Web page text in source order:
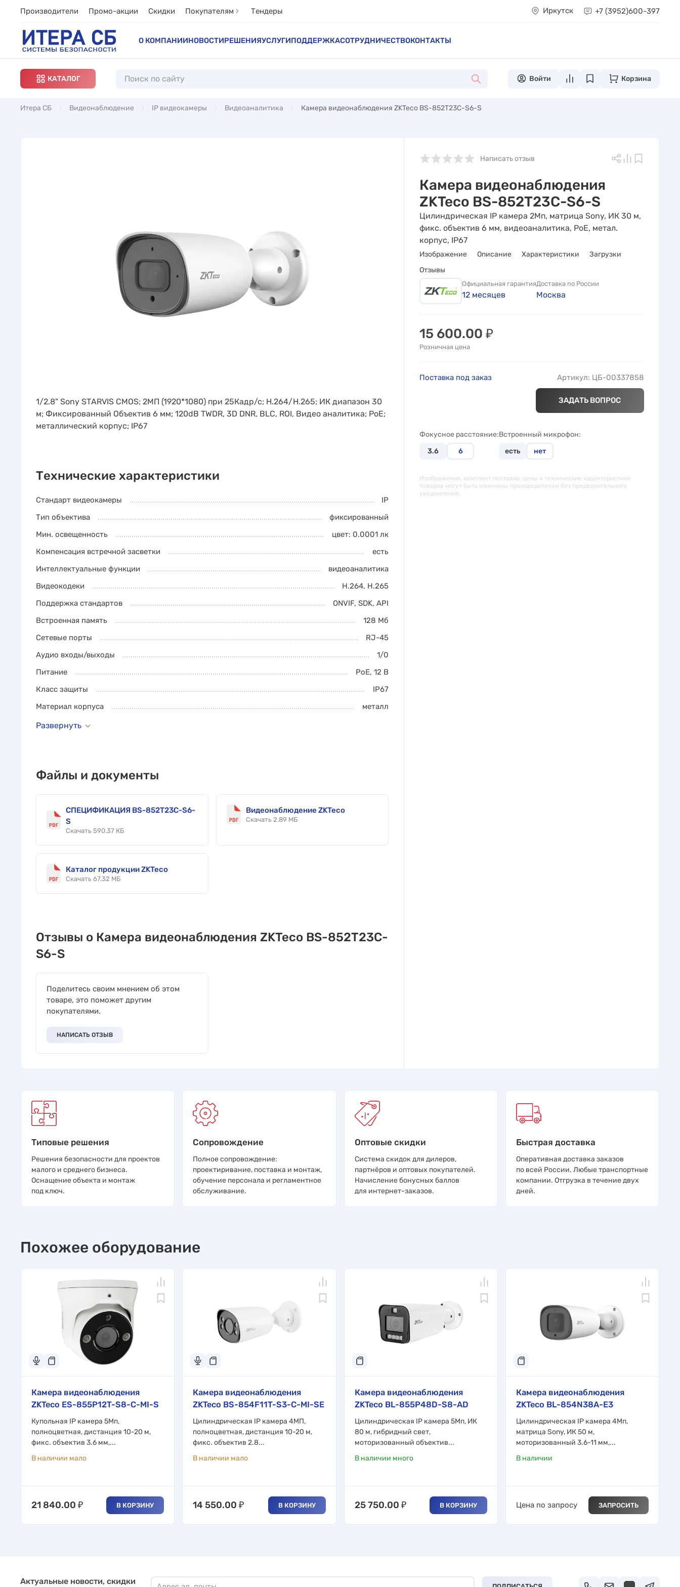
Производители Промо-акции Скидки Покупателям Тендеры Иркутск +7 (3952)600-397
О КОМПАНИИНОВОСТИРЕШЕНИЯУСЛУГИПОДДЕРЖКАСОТРУДНИЧЕСТВОКОНТАКТЫ
КАТАЛОГ Войти Корзина
Итера СБ Видеонаблюдение IP видеокамеры Видеоаналитика Камера видеонаблюдения ZKTeco BS-852T23C-S6-S
Написать отзыв
Камера видеонаблюдения
ZKTeco BS-852T23C-S6-S
Цилиндрическая IP камера 2Мп, матрица Sony, ИК 30 м,
фикс. объектив 6 мм, видеоаналитика, PoE, метал.
корпус, IP67
Изображение Описание Характеристики
Загрузки
Отзывы
Официальная гарантия
12 месяцев
Доставка по России
Москва
15 600.00 ₽
Розничная цена
Поставка под заказ Артикул: ЦБ-00337858
ЗАДАТЬ ВОПРОС
Фокусное расстояние
3.6
6
Встроенный микрофон
есть
нет
Изображения, комплект поставки, цены и технические характеристики
товаров могут быть изменены производителем без предварительного
уведомления.
1/2.8" Sony STАRVIS CMOS; 2МП (1920*1080) при 25Кадр/с; H.264/H.265; ИК диапазон 30
м; Фиксированный Объектив 6 мм; 120dB TWDR, 3D DNR, BLC, ROI, Видео аналитика; PoE;
металлический корпус; IP67
Технические характеристики
Стандарт видеокамеры
IP
Тип объектива
фиксированный
Мин. освещенность
цвет: 0.0001 лк
Компенсация встречной засветки
есть
Интеллектуальные функции
видеоаналитика
Видеокодеки
H.264, H.265
Поддержка стандартов
ONVIF, SDK, API
Встроенная память
128 Мб
Сетевые порты
RJ-45
Аудио входы/выходы
1/0
Питание
PoE,12 В
Класс защиты
IP67
Материал корпуса
металл
Развернуть
Файлы и документы
СПЕЦИФИКАЦИЯ BS-852T23C-S6-
S
Скачать 590.37 КБ
Видеонаблюдение ZKTeco
Скачать 2.89 МБ
Каталог продукции ZKTeco
Скачать 67.32 МБ
Отзывы о Камера видеонаблюдения ZKTeco BS-852T23C-
S6-S
Поделитесь своим мнением об этом
товаре, это поможет другим
покупателями.
НАПИСАТЬ ОТЗЫВ
Типовые решения
Решения безопасности для проектов
малого и среднего бизнеса.
Оснащение объекта и монтаж
под ключ.
Сопровождение
Полное сопровождение:
проектиривание, поставка и монтаж,
обучение персонала и регламентное
обслуживание.
Оптовые скидки
Система скидок для дилеров,
партнёров и оптовых покупателей.
Начисление бонусных баллов
для интернет-заказов.
Быстрая доставка
Оперативная доставка заказов
по всей России. Любые транспортные
компании. Отгрузка в течение двух
дней.
Похожее оборудование
Камера видеонаблюдения
ZKTeco ES-855P12T-S8-C-MI-S
Купольная IP камера 5Мп,
полноцветная, дистанция 10-20 м,
фикс. объектив 3.6 мм,...
В наличии мало
21 840.00 ₽ В КОРЗИНУ
Камера видеонаблюдения
ZKTeco BS-854F11T-S3-C-MI-SE
Цилиндрическая IP камера 4МП,
полноцветная, дистанция 10-20 м,
фикс. объектив 2.8...
В наличии мало
14 550.00 ₽ В КОРЗИНУ
Камера видеонаблюдения
ZKTeco BL-855P48D-S8-AD
Цилиндрическая IP камера 5Мп, ИК
80 м, гибридный свет,
моторизованный объектив...
В наличии много
25 750.00 ₽ В КОРЗИНУ
Камера видеонаблюдения
ZKTeco BL-854N38A-E3
Цилиндрическая IP камера 4Мп,
матрица Sony, ИК 50 м,
моторизованный 3.6-11 мм,...
В наличии
Цена по запросу ЗАПРОСИТЬ
Актуальные новости, скидки